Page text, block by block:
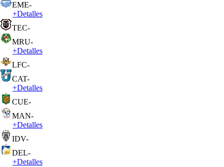
EME-
+Detalles
TEC-
MRU-
+Detalles
LFC-
CAT-
+Detalles
CUE-
MAN-
+Detalles
IDV-
DEL-
+Detalles